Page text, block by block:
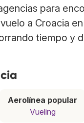
para
a Croacia
tiempo y
Aerolínea popular
Vueling